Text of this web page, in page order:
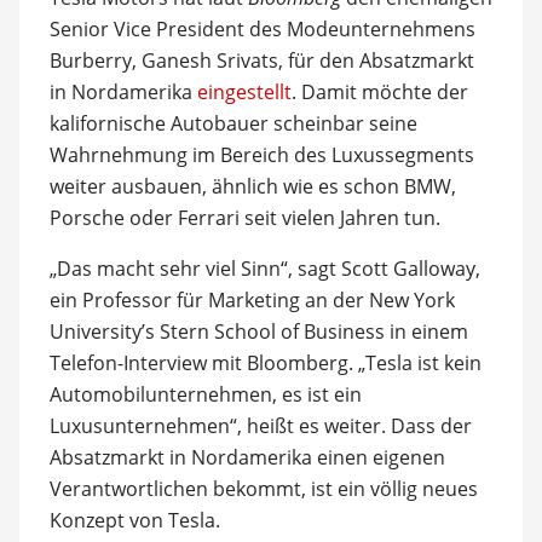
Senior Vice President des Modeunternehmens
Burberry, Ganesh Srivats, für den Absatzmarkt
in Nordamerika eingestellt. Damit möchte der
kalifornische Autobauer scheinbar seine
Wahrnehmung im Bereich des Luxussegments
weiter ausbauen, ähnlich wie es schon BMW,
Porsche oder Ferrari seit vielen Jahren tun.
„Das macht sehr viel Sinn“, sagt Scott Galloway,
ein Professor für Marketing an der New York
University’s Stern School of Business in einem
Telefon-Interview mit Bloomberg. „Tesla ist kein
Automobilunternehmen, es ist ein
Luxusunternehmen“, heißt es weiter. Dass der
Absatzmarkt in Nordamerika einen eigenen
Verantwortlichen bekommt, ist ein völlig neues
Konzept von Tesla.